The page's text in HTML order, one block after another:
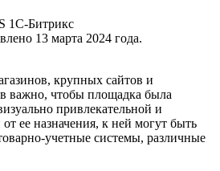
13 марта 2024 года.
крупных сайтов и
важно, чтобы площадка была
привлекательной и
ее назначения, к ней могут быть
учетные системы, различные